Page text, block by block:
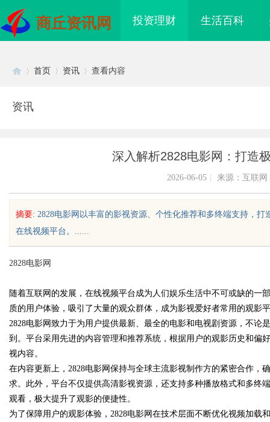
商丘资讯网 投资理财 生活百科
uz
首页 资讯 查看内容
资讯
深入解析2828电影网：打造
2026-06-05 来源：互联网
摘要: 2828电影网以丰富的影视资源、个性化推荐和多终端支持，
在线视频平台。......
2828电影网
随着互联网的发展，在线视频平台成为人们娱乐生活中不可或缺的一
质的用户体验，吸引了大量的观众群体，成为影视爱好者常用的观影
2828电影网致力于为用户提供最新、最全的电影和电视剧资源，不
到。平台采用先进的内容管理和推荐系统，根据用户的观影历史和偏
视内容。
在内容更新上，2828电影网保持与全球主流影视制作方的紧密合作，
求。此外，平台不仅提供高清影视资源，还支持多种播放格式和多终
观看，极大提升了观影的便捷性。
为了保障用户的观影体验，2828电影网在技术层面不断优化视频加
配眼镜
制造解决方案